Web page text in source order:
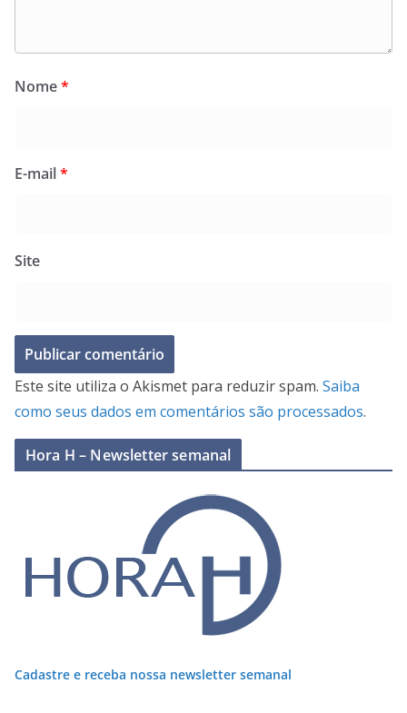
Nome*
E-mail*
Site
Este site utiliza o Akismet para reduzir spam. Saiba
como seus dados em comentários são processados.
Hora H – Newsletter semanal
Cadastre e receba nossa newsletter semanal